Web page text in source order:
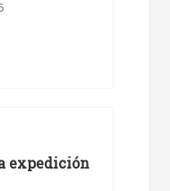
expedición